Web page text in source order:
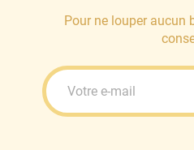
Ineos
Infiniti
Pour ne louper aucun